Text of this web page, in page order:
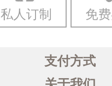
私人订制 免
支付方式